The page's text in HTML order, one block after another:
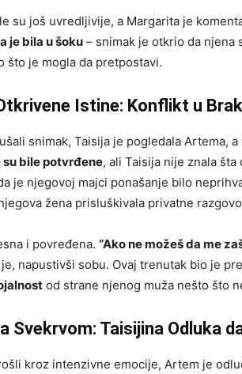
su još uvredljivije, a Margarita je
je bila u šoku – snimak je otkrio da njena
što je mogla da pretpostavi.
Istine: Konflikt u
snimak, Taisija je pogledala Artema,
su bile potvrđene, ali Taisija nije znala
je njegovoj majci ponašanje bilo
žena prisluškivala privatne
i povređena. “Ako ne možeš da me
napustivši sobu. Ovaj trenutak bio je
od strane njenog muža nešto što
Svekrvom: Taisijina Odluka
kroz intenzivne emocije, Artem je